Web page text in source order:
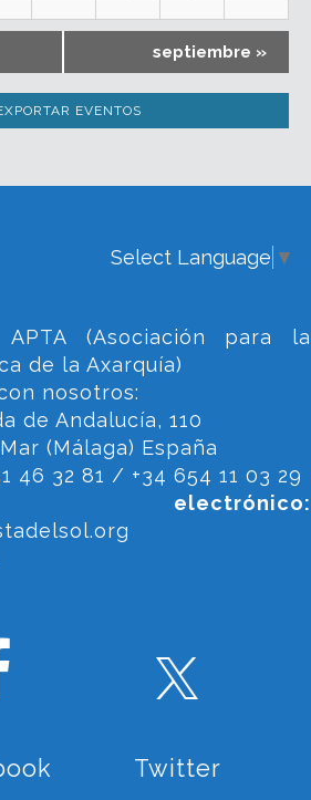
septiembre »
EVENTOS
Select Language ▼
(Asociación para la
de la Axarquía)
nosotros:
de Andalucía, 110
(Málaga) España
46 32 81 / +34 654 11 03 29
electrónico:
Twitter